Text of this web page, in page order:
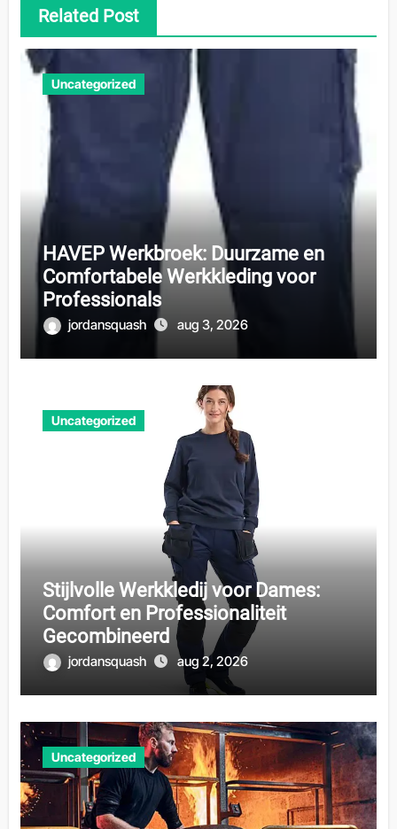
Related Post
Uncategorized
HAVEP Werkbroek: Duurzame en
Comfortabele Werkkleding voor
Professionals
jordansquash aug 3, 2026
Uncategorized
Stijlvolle Werkkledij voor Dames:
Comfort en Professionaliteit
Gecombineerd
jordansquash aug 2, 2026
Uncategorized